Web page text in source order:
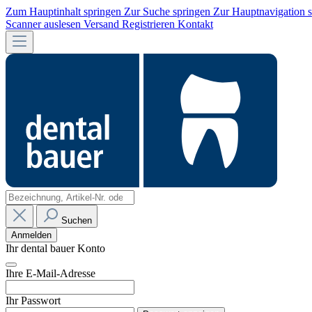
Zum Hauptinhalt springen Zur Suche springen Zur Hauptnavigation
Scanner auslesen Versand Registrieren Kontakt
Suchen
Anmelden
Ihr dental bauer Konto
Ihre E-Mail-Adresse
Ihr Passwort